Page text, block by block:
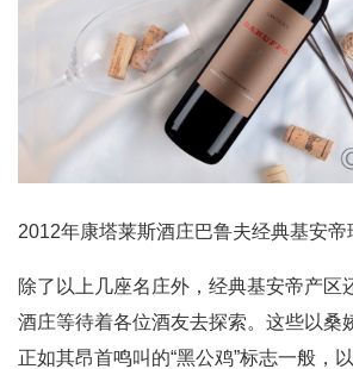
2012年康塔莱斯酒庄巴鲁夫经典基安帝
除了以上几座名庄外，经典基安帝产区
酒庄等待着各位酒友去探索。这些以桑
正如其昂首鸣叫的“黑公鸡”标志一般，